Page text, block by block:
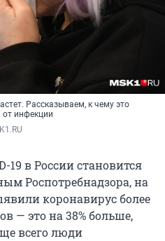
Рассказываем, к чему это
от инфекции
19 в России становится
Роспотребнадзора, на
коронавирус более
— это на 38% больше,
всего люди